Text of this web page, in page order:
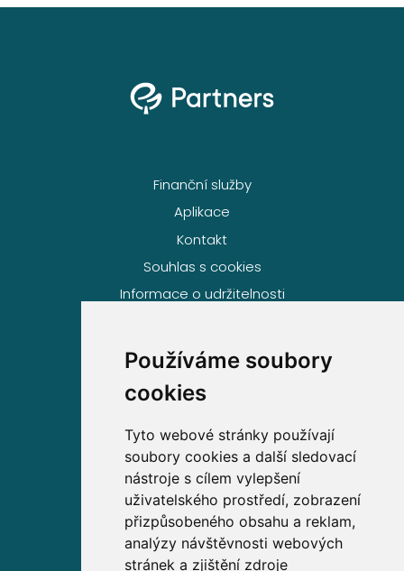
Používáme soubory
cookies
Tyto webové stránky používají
soubory cookies a další sledovací
nástroje s cílem vylepšení
uživatelského prostředí, zobrazení
přizpůsobeného obsahu a reklam,
analýzy návštěvnosti webových
stránek a zjištění zdroje
Finanční služby
Aplikace
Kontakt
Souhlas s cookies
Informace o udržitelnosti
Volejte zdarma na
800 63 63 63
Sídlo společnosti
Partners Financial Services, a.s.
Prague Gate, 4. patro,
Türkova 2319/5b, 149 00
Praha 4 – Chodov